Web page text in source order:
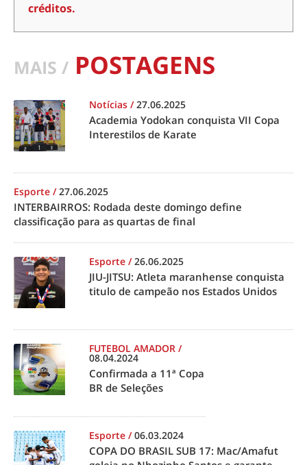
créditos.
MAIS / POSTAGENS
Notícias /27.06.2025
Academia Yodokan conquista VII Copa
Interestilos de Karate
Esporte /27.06.2025
INTERBAIRROS: Rodada deste domingo define
classificação para as quartas de final
Esporte /26.06.2025
JIU-JITSU: Atleta maranhense conquista
titulo de campeão nos Estados Unidos
FUTEBOL AMADOR /
08.04.2024
Confirmada a 11ª Copa
BR de Seleções
Esporte /06.03.2024
COPA DO BRASIL SUB 17: Mac/Amafut